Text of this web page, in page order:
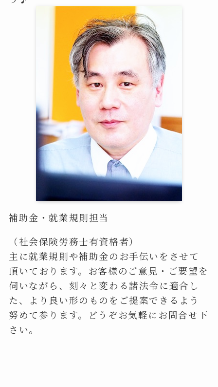
補助金・就業規則担当
（社会保険労務士有資格者）
主に就業規則や補助金のお手伝いをさせて
頂いております。お客様のご意見・ご要望を
伺いながら、刻々と変わる諸法令に適合し
た、より良い形のものをご提案できるよう
努めて参ります。どうぞお気軽にお問合せ下
さい。